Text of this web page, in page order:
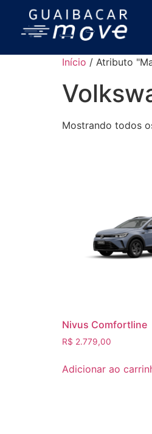
Início / Atributo
Mostrando todos
Nivus Comfortline
R$ 2.779,00
Adicionar ao